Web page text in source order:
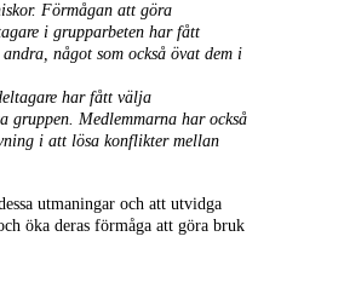
Förmågan att göra
i grupparbeten har fått
något som också övat dem i
har fått välja
gruppen. Medlemmarna har också
i att lösa konflikter mellan
utmaningar och att utvidga
öka deras förmåga att göra bruk